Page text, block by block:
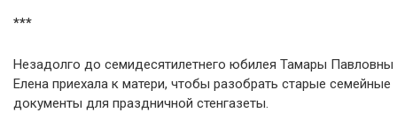
***
Незадолго до семидесятилетнего юбилея Тамары Павловны
Елена приехала к матери, чтобы разобрать старые семейные
документы для праздничной стенгазеты.